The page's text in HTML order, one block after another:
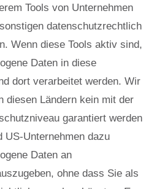
Tools von Unternehmen
datenschutzrechtlich
Wenn diese Tools aktiv sind,
Daten in diese
dort verarbeitet werden. Wir
diesen Ländern kein mit der
garantiert werden
US-Unternehmen dazu
Daten an
ohne dass Sie als